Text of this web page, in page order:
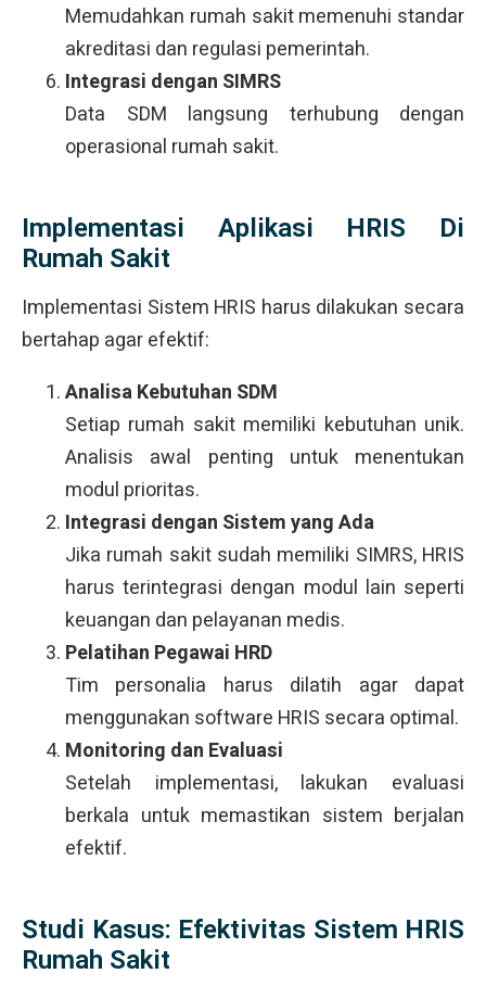
Memudahkan rumah sakit memenuhi standar
akreditasi dan regulasi pemerintah.
Integrasi dengan SIMRS
Data SDM langsung terhubung dengan
operasional rumah sakit.
Implementasi Aplikasi HRIS Di
Rumah Sakit
Implementasi Sistem HRIS harus dilakukan secara
bertahap agar efektif:
Analisa Kebutuhan SDM
Setiap rumah sakit memiliki kebutuhan unik.
Analisis awal penting untuk menentukan
modul prioritas.
Integrasi dengan Sistem yang Ada
Jika rumah sakit sudah memiliki SIMRS, HRIS
harus terintegrasi dengan modul lain seperti
keuangan dan pelayanan medis.
Pelatihan Pegawai HRD
Tim personalia harus dilatih agar dapat
menggunakan software HRIS secara optimal.
Monitoring dan Evaluasi
Setelah implementasi, lakukan evaluasi
berkala untuk memastikan sistem berjalan
efektif.
Studi Kasus: Efektivitas Sistem HRIS
Rumah Sakit